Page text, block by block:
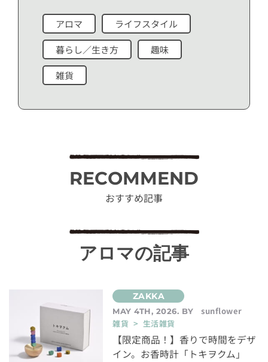
アロマ ライフスタイル
暮らし／生き方 趣味
雑貨
RECOMMEND
おすすめ記事
アロマの記事
MAY 4TH, 2026. BY
sunflower
雑貨 > 生活雑貨
【限定商品！】香りで時間をデザ
イン。お香時計「トキヲクム」